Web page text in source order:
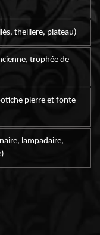
theillere, plateau)
trophée de
pierre et fonte
lampadaire,